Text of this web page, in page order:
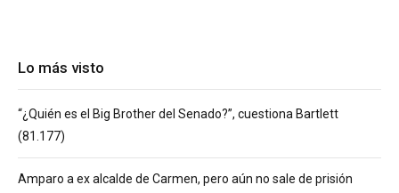
Lo más visto
“¿Quién es el Big Brother del Senado?”, cuestiona Bartlett
(81.177)
Amparo a ex alcalde de Carmen, pero aún no sale de prisión